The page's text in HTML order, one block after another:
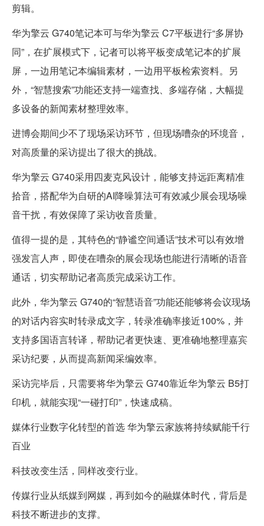
剪辑。
华为擎云 G740笔记本可与华为擎云 C7平板进行“多屏协
同”，在扩展模式下，记者可以将平板变成笔记本的扩展
屏，一边用笔记本编辑素材，一边用平板检索资料。另
外，“智慧搜索”功能还支持一端查找、多端存储，大幅提
多设备的新闻素材整理效率。
进博会期间少不了现场采访环节，但现场嘈杂的环境音，
对高质量的采访提出了很大的挑战。
华为擎云 G740采用四麦克风设计，能够支持远距离精准
拾音，搭配华为自研的AI降噪算法可有效减少展会现场噪
音干扰，有效保障了采访收音质量。
值得一提的是，其特色的“静谧空间通话”技术可以有效增
强发言人声，即使在嘈杂的展会现场也能进行清晰的语音
通话，切实帮助记者高质完成采访工作。
此外，华为擎云 G740的“智慧语音”功能还能够将会议现场
的对话内容实时转录成文字，转录准确率接近100%，并
支持多国语言转译，帮助记者更快速、更准确地整理嘉宾
采访纪要，从而提高新闻采编效率。
采访完毕后，只需要将华为擎云 G740靠近华为擎云 B5打
印机，就能实现“一碰打印”，快速成稿。
媒体行业数字化转型的首选 华为擎云家族将持续赋能千行
百业
科技改变生活，同样改变行业。
传媒行业从纸媒到网媒，再到如今的融媒体时代，背后是
科技不断进步的支撑。